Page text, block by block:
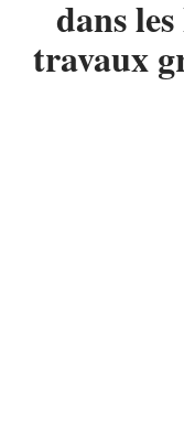
dans
travaux